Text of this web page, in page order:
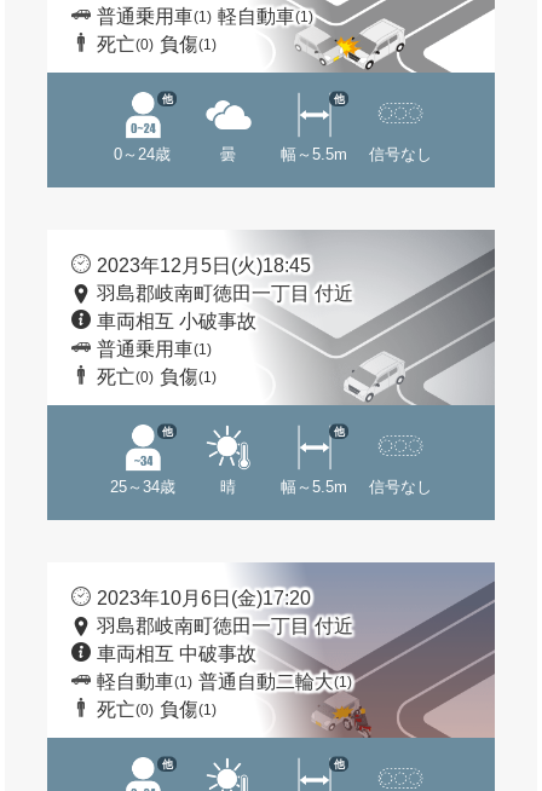
普通乗用車(1) 軽自動車(1)
死亡(0) 負傷(1)
0～24歳
他
曇 幅～5.5m
他
信号なし
2023年12月5日(火)18:45
羽島郡岐南町徳田一丁目 付近
車両相互 小破事故
普通乗用車(1)
死亡(0) 負傷(1)
25～34歳
他
晴 幅～5.5m
他
信号なし
2023年10月6日(金)17:20
羽島郡岐南町徳田一丁目 付近
車両相互 中破事故
軽自動車(1) 普通自動二輪大(1)
死亡(0) 負傷(1)
他 他